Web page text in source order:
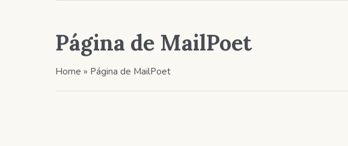
Página de MailPoet
Home » Página de MailPoet